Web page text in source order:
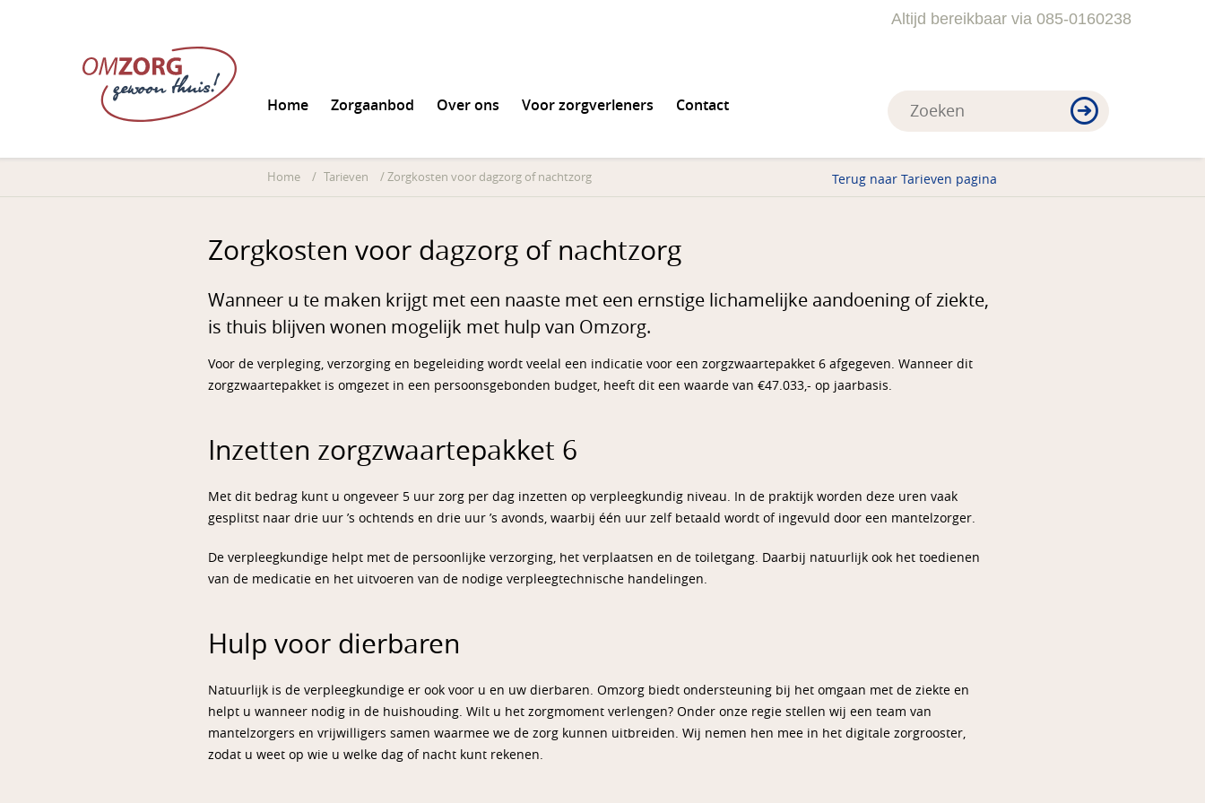
Altijd bereikbaar via 085-0160238
Home Zorgaanbod Over ons Voor zorgverleners Contact
Informatie aanvragen
Home / Tarieven / Zorgkosten voor dagzorg of nachtzorg Terug naar Tarieven pagina
Zorgkosten voor dagzorg of nachtzorg
Wanneer u te maken krijgt met een naaste met een ernstige lichamelijke aandoening of ziekte,
is thuis blijven wonen mogelijk met hulp van Omzorg.
Voor de verpleging, verzorging en begeleiding wordt veelal een indicatie voor een zorgzwaartepakket 6 afgegeven. Wanneer dit
zorgzwaartepakket is omgezet in een persoonsgebonden budget, heeft dit een waarde van €47.033,- op jaarbasis.
Inzetten zorgzwaartepakket 6
Met dit bedrag kunt u ongeveer 5 uur zorg per dag inzetten op verpleegkundig niveau. In de praktijk worden deze uren vaak
gesplitst naar drie uur ’s ochtends en drie uur ’s avonds, waarbij één uur zelf betaald wordt of ingevuld door een mantelzorger.
De verpleegkundige helpt met de persoonlijke verzorging, het verplaatsen en de toiletgang. Daarbij natuurlijk ook het toedienen
van de medicatie en het uitvoeren van de nodige verpleegtechnische handelingen.
Hulp voor dierbaren
Natuurlijk is de verpleegkundige er ook voor u en uw dierbaren. Omzorg biedt ondersteuning bij het omgaan met de ziekte en
helpt u wanneer nodig in de huishouding. Wilt u het zorgmoment verlengen? Onder onze regie stellen wij een team van
mantelzorgers en vrijwilligers samen waarmee we de zorg kunnen uitbreiden. Wij nemen hen mee in het digitale zorgrooster,
zodat u weet op wie u welke dag of nacht kunt rekenen.